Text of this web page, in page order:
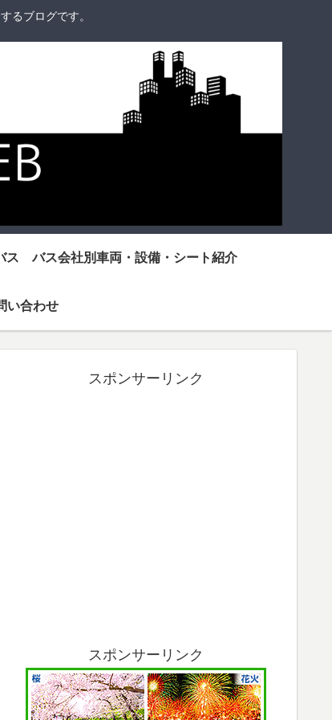
るブログです。
ス バス会社別車両・設備・シート紹介
い合わせ
スポンサーリンク
スポンサーリンク